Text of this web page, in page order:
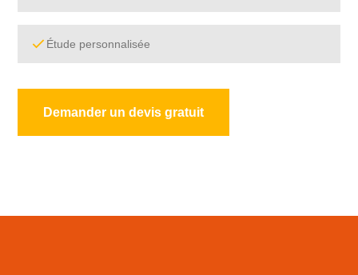
Étude personnalisée
Demander un devis gratuit